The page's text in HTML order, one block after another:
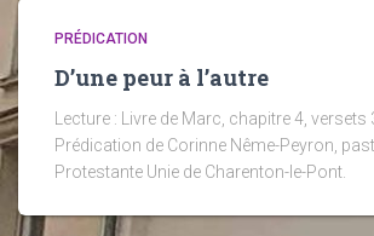
PRÉDICATION
D’une peur à l’autre
Lecture : Livre de Marc, chapitre 4, versets
Prédication de Corinne Nême-Peyron,
Protestante Unie de Charenton-le-Pont.